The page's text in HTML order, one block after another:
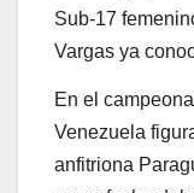
Sub-17
Vargas ya
En el
Venezuela
anfitriona